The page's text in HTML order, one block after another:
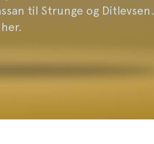
til Strunge og Ditlevsen.